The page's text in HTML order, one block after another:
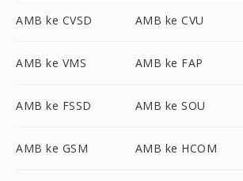
AMB ke CVSD AMB ke CVU
AMB ke VMS AMB ke FAP
AMB ke FSSD AMB ke SOU
AMB ke GSM AMB ke HCOM